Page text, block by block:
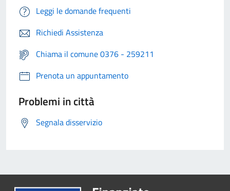
Leggi le domande frequenti
Richiedi Assistenza
Chiama il comune 0376 - 259211
Prenota un appuntamento
Problemi in città
Segnala disservizio